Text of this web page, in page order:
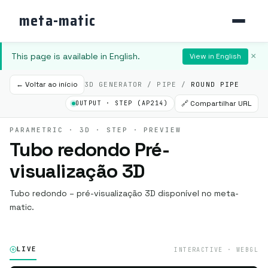
meta-matic
This page is available in English. View in English ×
← Voltar ao início 3D GENERATOR / PIPE / ROUND PIPE
OUTPUT · STEP (AP214) 🔗 Compartilhar URL
PARAMETRIC · 3D · STEP · PREVIEW
Tubo redondo Pré-
visualização 3D
Tubo redondo – pré-visualização 3D disponível no meta-
matic.
LIVE INTERACTIVE · WEBGL